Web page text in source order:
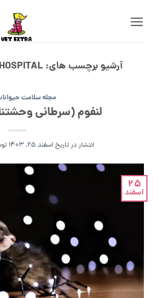
آرشیو برچسب های:
مجله سلامت
لنفوم (سرطانی
انتشار در تاریخ اسفند 25, 1403
25
اسفند